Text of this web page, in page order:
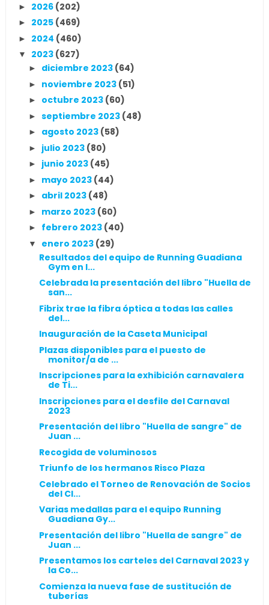
► 2026 (202)
► 2025 (469)
► 2024 (460)
▼ 2023 (627)
► diciembre 2023 (64)
► noviembre 2023 (51)
► octubre 2023 (60)
► septiembre 2023 (48)
► agosto 2023 (58)
► julio 2023 (80)
► junio 2023 (45)
► mayo 2023 (44)
► abril 2023 (48)
► marzo 2023 (60)
► febrero 2023 (40)
▼ enero 2023 (29)
Resultados del equipo de Running Guadiana
Gym en l...
Celebrada la presentación del libro "Huella de
san...
Fibrix trae la fibra óptica a todas las calles
del...
Inauguración de la Caseta Municipal
Plazas disponibles para el puesto de
monitor/a de ...
Inscripciones para la exhibición carnavalera
de Ti...
Inscripciones para el desfile del Carnaval
2023
Presentación del libro "Huella de sangre" de
Juan ...
Recogida de voluminosos
Triunfo de los hermanos Risco Plaza
Celebrado el Torneo de Renovación de Socios
del Cl...
Varias medallas para el equipo Running
Guadiana Gy...
Presentación del libro "Huella de sangre" de
Juan ...
Presentamos los carteles del Carnaval 2023 y
la Co...
Comienza la nueva fase de sustitución de
tuberías